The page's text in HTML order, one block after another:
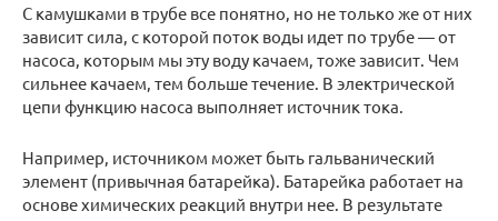
С камушками в трубе все понятно, но не только же от них
зависит сила, с которой поток воды идет по трубе — от
насоса, которым мы эту воду качаем, тоже зависит. Чем
сильнее качаем, тем больше течение. В электрической
цепи функцию насоса выполняет источник тока.
Например, источником может быть гальванический
элемент (привычная батарейка). Батарейка работает на
основе химических реакций внутри нее. В результате